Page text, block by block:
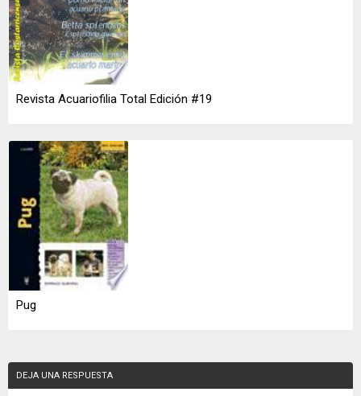
Revista Acuariofilia Total Edición #19
Pug
DEJA UNA RESPUESTA